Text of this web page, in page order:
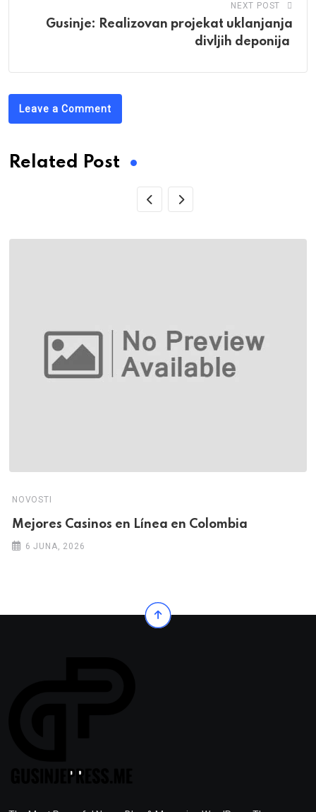
NEXT POST
Gusinje: Realizovan projekat uklanjanja
divljih deponija
Leave a Comment
Related Post
NOVOSTI
Mejores Casinos en Línea en Colombia
6 JUNA, 2026